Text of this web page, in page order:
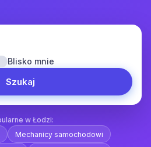
Blisko mnie
Szukaj
w Łodzi:
Mechanicy samochodowi